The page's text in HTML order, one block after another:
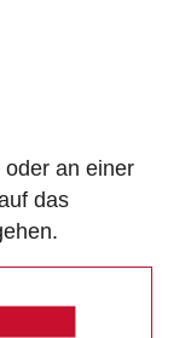
an einer
das